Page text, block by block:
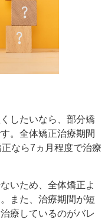
したいなら、部分矯
。全体矯正治療期間
なら7ヵ月程度で治療
いため、全体矯正よ
また、治療期間が短
療しているのがバレ